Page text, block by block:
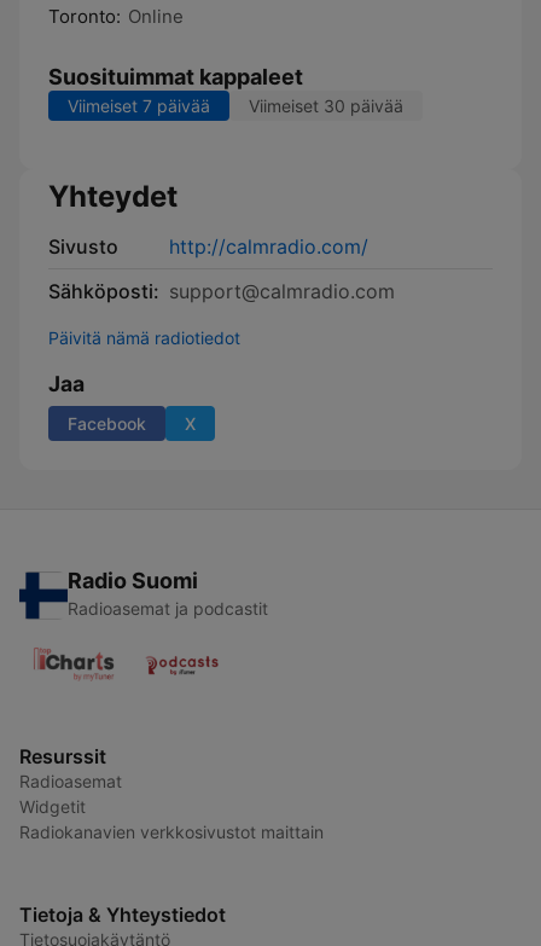
Toronto: Online
Suosituimmat kappaleet
Viimeiset 7 päivää Viimeiset 30 päivää
Yhteydet
Sivusto
http://calmradio.com/
Sähköposti: support@calmradio.com
Päivitä nämä radiotiedot
Jaa
Facebook X
Radio Suomi
Radioasemat ja podcastit
Resurssit
Radioasemat
Widgetit
Radiokanavien verkkosivustot maittain
Tietoja & Yhteystiedot
Tietosuojakäytäntö